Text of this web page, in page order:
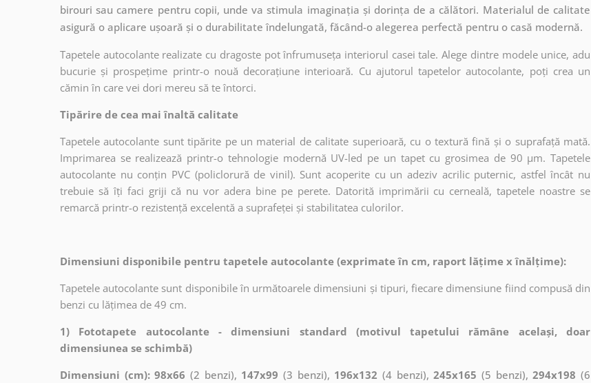
birouri sau camere pentru copii, unde va stimula imaginația și dorința de a călători. Materialul de calitate
asigură o aplicare ușoară și o durabilitate îndelungată, făcând-o alegerea perfectă pentru o casă modernă.
Tapetele autocolante realizate cu dragoste pot înfrumuseța interiorul casei tale. Alege dintre modele unice, adu
bucurie și prospețime printr-o nouă decorațiune interioară. Cu ajutorul tapetelor autocolante, poți crea un
cămin în care vei dori mereu să te întorci.
Tipărire de cea mai înaltă calitate
Tapetele autocolante sunt tipărite pe un material de calitate superioară, cu o textură fină și o suprafață mată.
Imprimarea se realizează printr-o tehnologie modernă UV-led pe un tapet cu grosimea de 90 µm. Tapetele
autocolante nu conțin PVC (policlorură de vinil). Sunt acoperite cu un adeziv acrilic puternic, astfel încât nu
trebuie să îți faci griji că nu vor adera bine pe perete. Datorită imprimării cu cerneală, tapetele noastre se
remarcă printr-o rezistență excelentă a suprafeței și stabilitatea culorilor.
Dimensiuni disponibile pentru tapetele autocolante (exprimate în cm, raport lățime x înălțime):
Tapetele autocolante sunt disponibile în următoarele dimensiuni și tipuri, fiecare dimensiune fiind compusă din
benzi cu lățimea de 49 cm.
1) Fototapete autocolante - dimensiuni standard (motivul tapetului rămâne același, doar
dimensiunea se schimbă)
Dimensiuni (cm): 98x66 (2 benzi), 147x99 (3 benzi), 196x132 (4 benzi),245x165 (5 benzi),294x198 (6